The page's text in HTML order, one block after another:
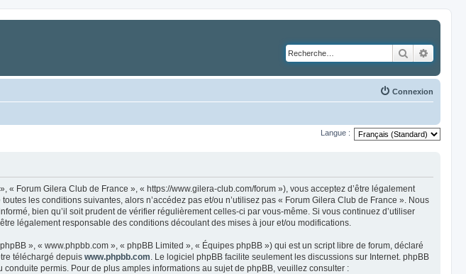
Rechercher
Connexion
Langue :
Forum Gilera Club de France », « https://www.gilera-club.com/forum »), vous acceptez d’être légalement
les conditions suivantes, alors n’accédez pas et/ou n’utilisez pas « Forum Gilera Club de France ». Nous
bien qu’il soit prudent de vérifier régulièrement celles-ci par vous-même. Si vous continuez d’utiliser
légalement responsable des conditions découlant des mises à jour et/ou modifications.
», « www.phpbb.com », « phpBB Limited », « Équipes phpBB ») qui est un script libre de forum, déclaré
téléchargé depuis www.phpbb.com. Le logiciel phpBB facilite seulement les discussions sur Internet. phpBB
permis. Pour de plus amples informations au sujet de phpBB, veuillez consulter :